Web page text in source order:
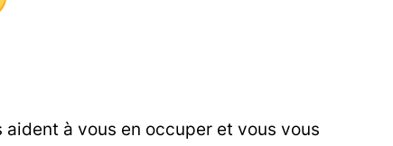
à vous en occuper et vous vous